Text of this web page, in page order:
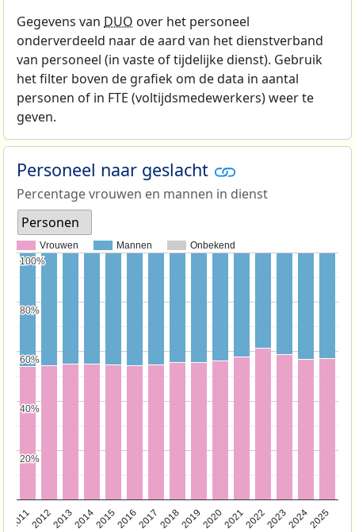
Gegevens van DUO over het personeel
onderverdeeld naar de aard van het dienstverband
van personeel (in vaste of tijdelijke dienst). Gebruik
het filter boven de grafiek om de data in aantal
personen of in FTE (voltijdsmedewerkers) weer te
geven.
Personeel naar geslacht
Percentage vrouwen en mannen in dienst
Personen
Vrouwen Mannen Onbekend
201120122013201420152016201720182019202020212022202320242025
20%
20%
40%
40%
60%
60%
80%
80%
100%
100%